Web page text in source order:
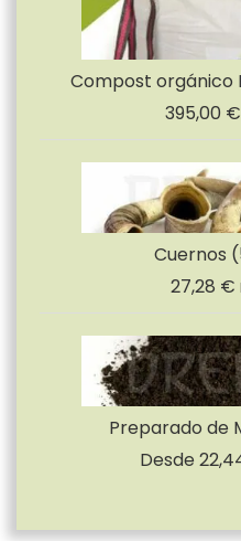
Compost orgánico
395,00 €
Cuernos
27,28 €
Preparado de
Desde